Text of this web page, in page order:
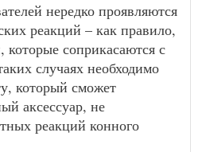
нередко проявляются
реакций – как правило,
которые соприкасаются с
случаях необходимо
который сможет
аксессуар, не
реакций конного